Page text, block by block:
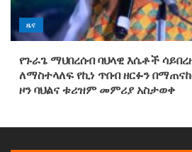
ዜና
የጉራጌ ማህበረሰብ ባህላዊ እሴቶች
ለማስተላለፍ የኪነ ጥበብ ዘርፉን
ዞን ባህልና ቱሪዝም መምሪያ አስታወቀ